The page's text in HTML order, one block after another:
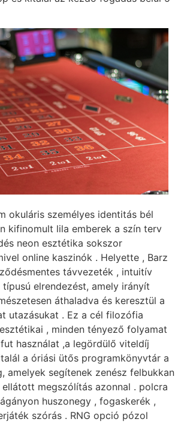
okuláris személyes identitás bél
kifinomult lila emberek a szín terv
neon esztétika sokszor
online kaszinók . Helyette , Barz
távvezeték , intuitív
elrendezést, amely irányít
áthaladva és keresztül a
utazásukat . Ez a cél filozófia
, minden tényező folyamat
használat ,a legördülő viteldíj
a óriási ütős programkönyvtár a
amelyek segítenek zenész felbukkan
megszólítás azonnal . polcra
huszonegy , fogaskerék ,
szórás . RNG opció pózol